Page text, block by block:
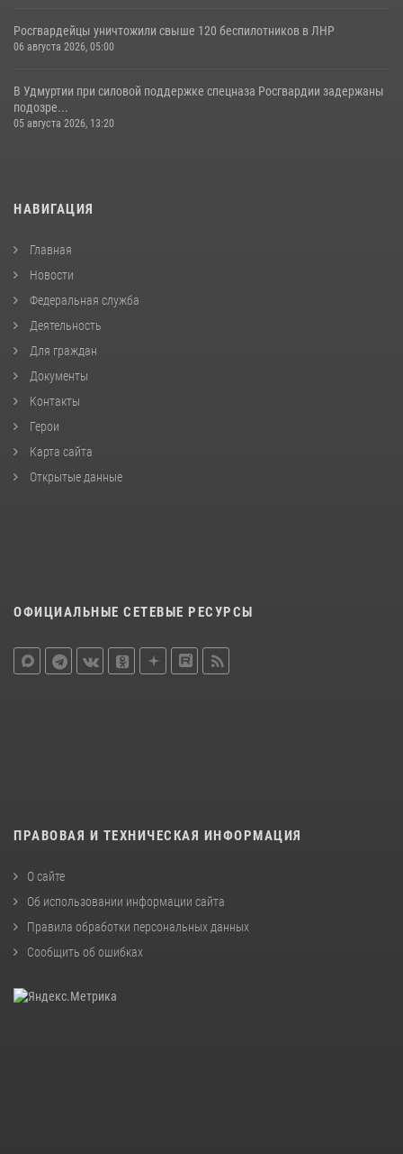
Росгвардейцы уничтожили свыше 120 беспилотников в ЛНР
06 августа 2026, 05:00
В Удмуртии при силовой поддержке спецназа Росгвардии задержаны
подозре...
05 августа 2026, 13:20
НАВИГАЦИЯ
Главная
Новости
Федеральная служба
Деятельность
Для граждан
Документы
Контакты
Герои
Карта сайта
Открытые данные
ОФИЦИАЛЬНЫЕ СЕТЕВЫЕ РЕСУРСЫ
ПРАВОВАЯ И ТЕХНИЧЕСКАЯ ИНФОРМАЦИЯ
О сайте
Об использовании информации сайта
Правила обработки персональных данных
Сообщить об ошибках